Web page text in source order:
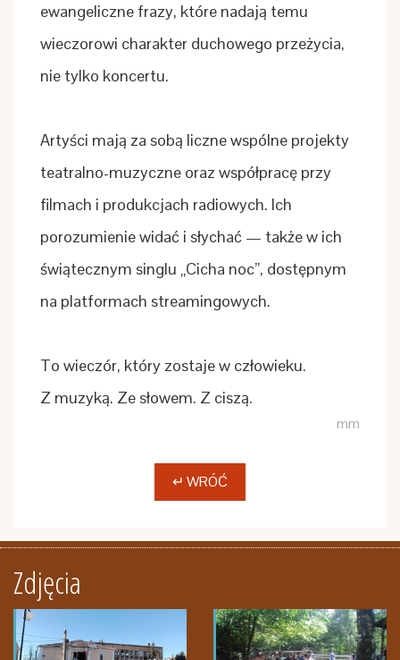
ewangeliczne frazy, które nadają temu
wieczorowi charakter duchowego przeżycia,
nie tylko koncertu.
Artyści mają za sobą liczne wspólne projekty
teatralno-muzyczne oraz współpracę przy
filmach i produkcjach radiowych. Ich
porozumienie widać i słychać — także w ich
świątecznym singlu „Cicha noc”, dostępnym
na platformach streamingowych.
To wieczór, który zostaje w człowieku.
Z muzyką. Ze słowem. Z ciszą.
mm
↵ WRÓĆ
Zdjęcia